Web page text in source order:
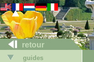
retour
guides